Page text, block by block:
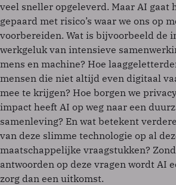
veel sneller opgeleverd. Maar AI gaat
gepaard met risico’s waar we ons op
voorbereiden. Wat is bijvoorbeeld de
werkgeluk van intensieve
mens en machine? Hoe
mensen die niet altijd even digitaal
mee te krijgen? Hoe borgen we
impact heeft AI op weg naar een
samenleving? En wat betekent
van deze slimme technologie op al
maatschappelijke vraagstukken?
antwoorden op deze vragen wordt AI
zorg dan een uitkomst.